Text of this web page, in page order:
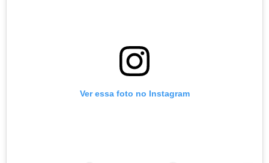
Ver essa foto no Instagram